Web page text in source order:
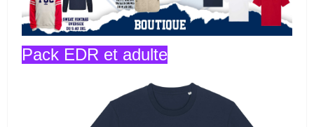
Pack EDR et adulte